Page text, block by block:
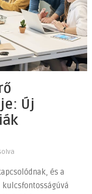
Új
és a
kulcsfontosságúvá